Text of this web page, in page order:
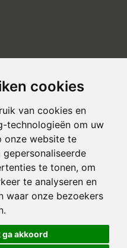
cookies
van cookies en
technologieën om uw
onze website te
te tonen, om
te analyseren en
waar onze bezoekers
ga akkoord
voorwaarden | Disclaimer